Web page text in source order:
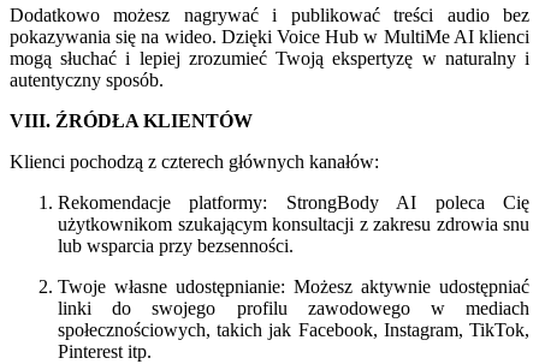
Dodatkowo możesz nagrywać i publikować treści audio bez
pokazywania się na wideo. Dzięki Voice Hub w MultiMe AI klienci
mogą słuchać i lepiej zrozumieć Twoją ekspertyzę w naturalny i
autentyczny sposób.
VIII. ŹRÓDŁA KLIENTÓW
Klienci pochodzą z czterech głównych kanałów:
Rekomendacje platformy: StrongBody AI poleca Cię
użytkownikom szukającym konsultacji z zakresu zdrowia snu
lub wsparcia przy bezsenności.
Twoje własne udostępnianie: Możesz aktywnie udostępniać
linki do swojego profilu zawodowego w mediach
społecznościowych, takich jak Facebook, Instagram, TikTok,
Pinterest itp.